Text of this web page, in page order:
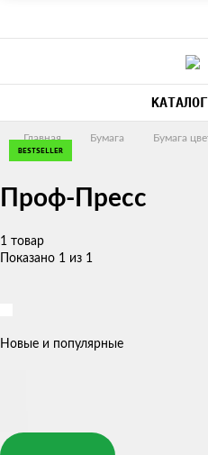
Главная Бумага Бумага
Проф-Пресс
1 товар
Показано 1 из 1
Новые и популярные
BESTSELLER